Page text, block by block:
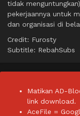
tidak
pekerjaannya untuk
dan organisasi di
Credit: Furosty
Subtitle: RebahSubs
Matikan AD-
link download.
AceFile =